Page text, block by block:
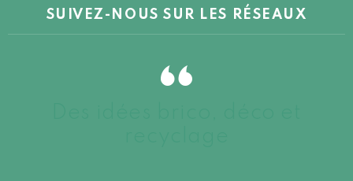
SUIVEZ-NOUS SUR LES RÉSEAUX